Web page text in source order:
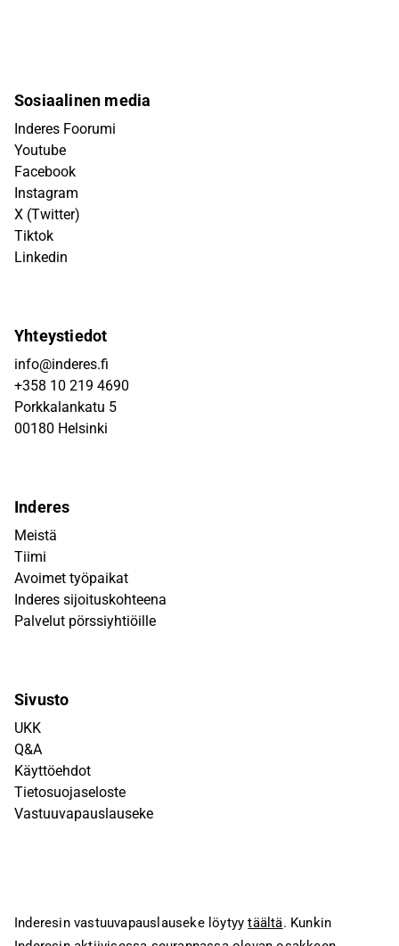
Sosiaalinen media
Inderes Foorumi
Youtube
Facebook
Instagram
X (Twitter)
Tiktok
Linkedin
Yhteystiedot
info@inderes.fi
+358 10 219 4690
Porkkalankatu 5
00180 Helsinki
Inderes
Meistä
Tiimi
Avoimet työpaikat
Inderes sijoituskohteena
Palvelut pörssiyhtiöille
Sivusto
UKK
Q&A
Käyttöehdot
Tietosuojaseloste
Vastuuvapauslauseke
Inderesin vastuuvapauslauseke löytyytäältä. Kunkin